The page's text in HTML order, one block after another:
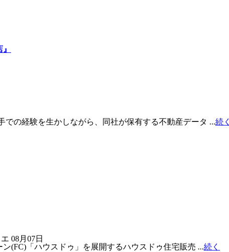
の経験を生かしながら、同社が保有する不動産データ ...続く
08月07日
(FC)「ハウスドゥ」を展開するハウスドゥ住宅販売 ...続く